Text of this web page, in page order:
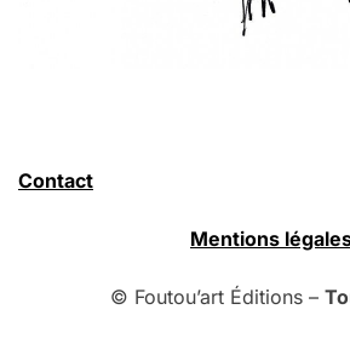
Contact
Mentions
© Foutou’art Éditions –